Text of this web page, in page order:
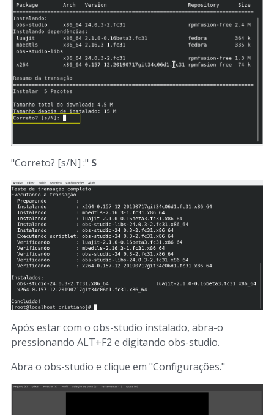
"Correto? [s/N] :" S
Após estar com o obs-studio instalado, abra-o
pressionando ALT+F2 e digitando obs-studio.
Abra o obs-studio e clique em "Configurações."